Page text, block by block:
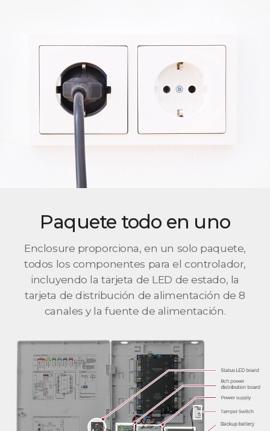
Paquete todo en uno
Enclosure proporciona, en un solo paquete,
todos los componentes para el controlador,
incluyendo la tarjeta de LED de estado, la
tarjeta de distribución de alimentación de 8
canales y la fuente de alimentación.